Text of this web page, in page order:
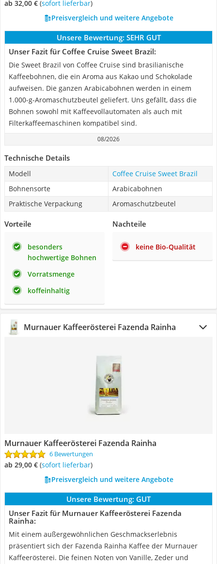
ab 32,00 € ( Sofort lieferbar)
Preisvergleich und weitere Angebote
Unsere Bewertung: SEHR GUT
Unser Fazit für Coffee Cruise Sweet Brazil:
Die Sweet Brazil von Coffee Cruise sind brasilianische
Kaffeebohnen, die ein Aroma aus Kakao und Schokolade
aufweisen. Die ganzen Arabicabohnen werden in einem
1.000-g-Aromaschutzbeutel geliefert. Uns gefällt, dass die
Bohnen sowohl mit Kaffeevollautomaten als auch mit
Filterkaffeemaschinen kompatibel sind.
08/2026
Technische Details
Modell
Coffee Cruise Sweet Brazil
Bohnensorte
Arabicabohnen
Praktische Verpackung
Aromaschutzbeutel
Vorteile
besonders
hochwertige Bohnen
Vorratsmenge
koffeinhaltig
Nachteile
keine Bio-Qualität
Murnauer Kaffeerösterei Fazenda Rainha
Murnauer Kaffeerösterei Fazenda Rainha
6 Bewertungen
ab 29,00 € ( Sofort lieferbar)
Preisvergleich und weitere Angebote
Unsere Bewertung: GUT
Unser Fazit für Murnauer Kaffeerösterei Fazenda
Rainha:
Mit einem außergewöhnlichen Geschmackserlebnis
präsentiert sich der Fazenda Rainha Kaffee der Murnauer
Kaffeerösterei. Die feinen Noten von Vanille, Zeder und